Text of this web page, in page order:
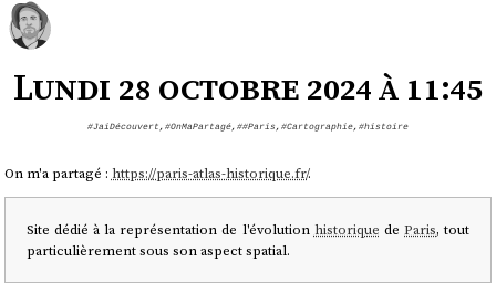
Lundi 28 octobre 2024 à 11:45
#JaiDécouvert, #OnMaPartagé, ##Paris, #Cartographie, #histoire
On m'a partagé : https://paris-atlas-historique.fr/.
Site dédié à la représentation de l'évolution historique deParis, tout
particulièrement sous son aspect spatial.